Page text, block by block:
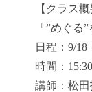
【クラス概
「”めぐる
日程：9/18
時間：
講師：松田